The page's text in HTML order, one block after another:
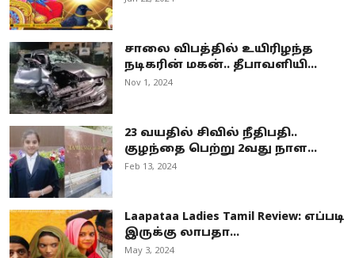
சாலை விபத்தில் உயிரிழந்த
நடிகரின் மகன்.. தீபாவளியி...
Nov 1, 2024
23 வயதில் சிவில் நீதிபதி..
குழந்தை பெற்று 2வது நாள...
Feb 13, 2024
Laapataa Ladies Tamil Review: எப்படி
இருக்கு லாபதா...
May 3, 2024